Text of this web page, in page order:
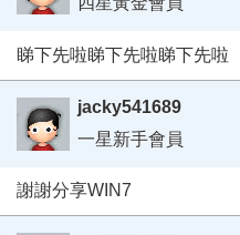
睇下先啦睇下先啦睇下先啦
jacky541689
一星新手會員
謝謝分享WIN7